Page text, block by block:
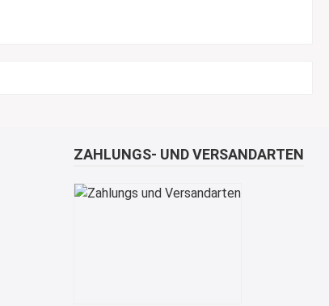
ZAHLUNGS- UND VERSANDARTEN